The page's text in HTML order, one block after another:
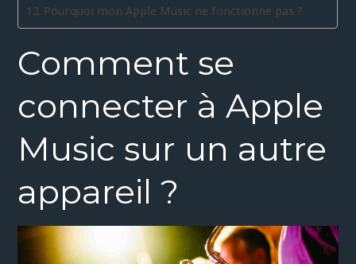
Pourquoi mon Apple Music ne fonctionne pas ?
Comment se
connecter à Apple
Music sur un autre
appareil ?